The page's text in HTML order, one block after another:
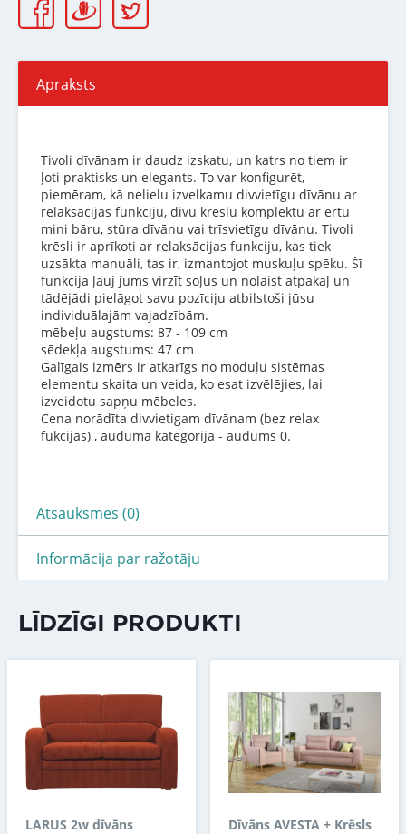
Apraksts
Tivoli dīvānam ir daudz izskatu, un katrs no tiem ir
ļoti praktisks un elegants. To var konfigurēt,
piemēram, kā nelielu izvelkamu divvietīgu dīvānu ar
relaksācijas funkciju, divu krēslu komplektu ar ērtu
mini bāru, stūra dīvānu vai trīsvietīgu dīvānu. Tivoli
krēsli ir aprīkoti ar relaksācijas funkciju, kas tiek
uzsākta manuāli, tas ir, izmantojot muskuļu spēku. Šī
funkcija ļauj jums virzīt soļus un nolaist atpakaļ un
tādējādi pielāgot savu pozīciju atbilstoši jūsu
individuālajām vajadzībām.
mēbeļu augstums: 87 - 109 cm
sēdekļa augstums: 47 cm
Galīgais izmērs ir atkarīgs no moduļu sistēmas
elementu skaita un veida, ko esat izvēlējies, lai
izveidotu sapņu mēbeles.
Cena norādīta divvietigam dīvānam (bez relax
fukcijas) , auduma kategorijā - audums 0.
Atsauksmes (0)
Informācija par ražotāju
LĪDZĪGI PRODUKTI
LARUS 2w dīvāns Dīvāns AVESTA + Krēsls